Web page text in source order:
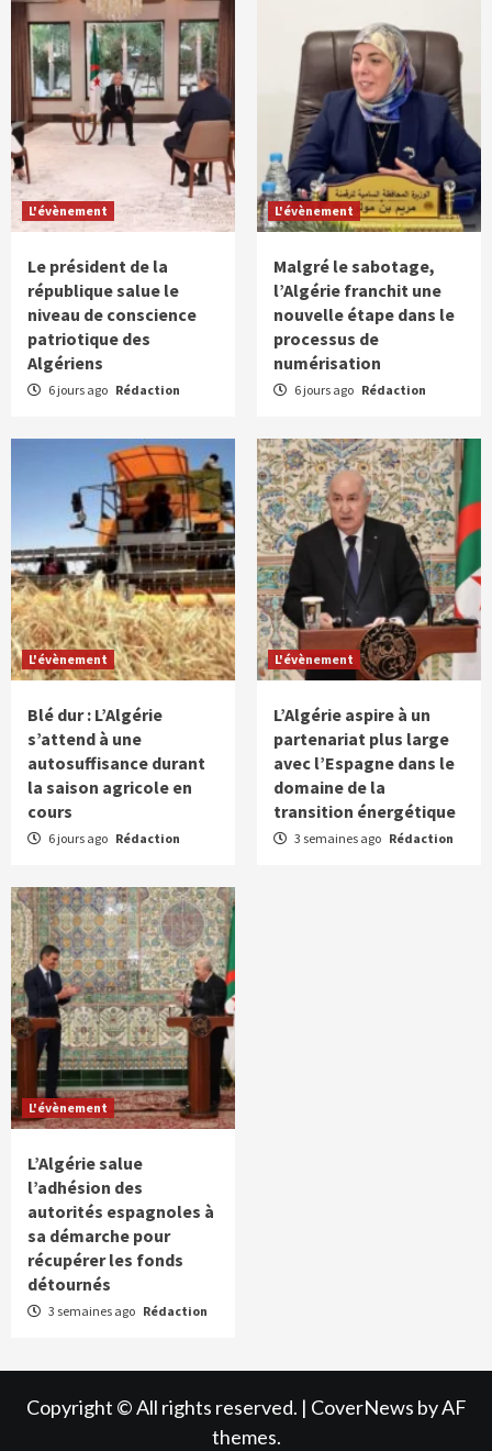
L'évènement
Le président de la
république salue le
niveau de conscience
patriotique des
Algériens
6 jours ago Rédaction
L'évènement
Malgré le sabotage,
l’Algérie franchit une
nouvelle étape dans le
processus de
numérisation
6 jours ago Rédaction
L'évènement
Blé dur : L’Algérie
s’attend à une
autosuffisance durant
la saison agricole en
cours
6 jours ago Rédaction
L'évènement
L’Algérie aspire à un
partenariat plus large
avec l’Espagne dans le
domaine de la
transition énergétique
3 semaines ago Rédaction
L'évènement
L’Algérie salue
l’adhésion des
autorités espagnoles à
sa démarche pour
récupérer les fonds
détournés
3 semaines ago Rédaction
Copyright © All rights reserved. | CoverNews by AF
themes.